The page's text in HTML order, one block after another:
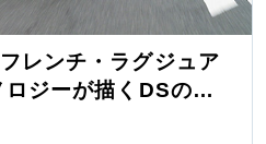
レンチ・ラグジュア
ジーが描くDSの世